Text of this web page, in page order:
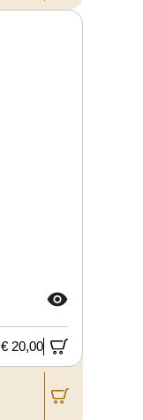
€ 20,00